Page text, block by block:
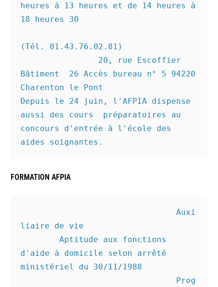
heures à 13 heures et de 14 heures à
18 heures 30
(Tél. 01.43.76.02.81)
Bâtiment  26 Accès bureau n° 5 94220
Charenton le Pont
Depuis le 24 juin, l'AFPIA dispense
aussi des cours  préparatoires au
concours d'entrée à l'école des
FORMATION AFPIA
				Auxi
liaire de vie
	Aptitude aux fonctions
d'aide à domicile selon arrêté
ministériel du 30/11/1988